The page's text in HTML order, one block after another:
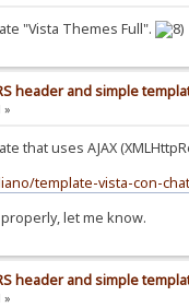
"Vista Themes Full".
header and simple
»
that uses AJAX
template-vista-con-
let me know.
header and simple
»